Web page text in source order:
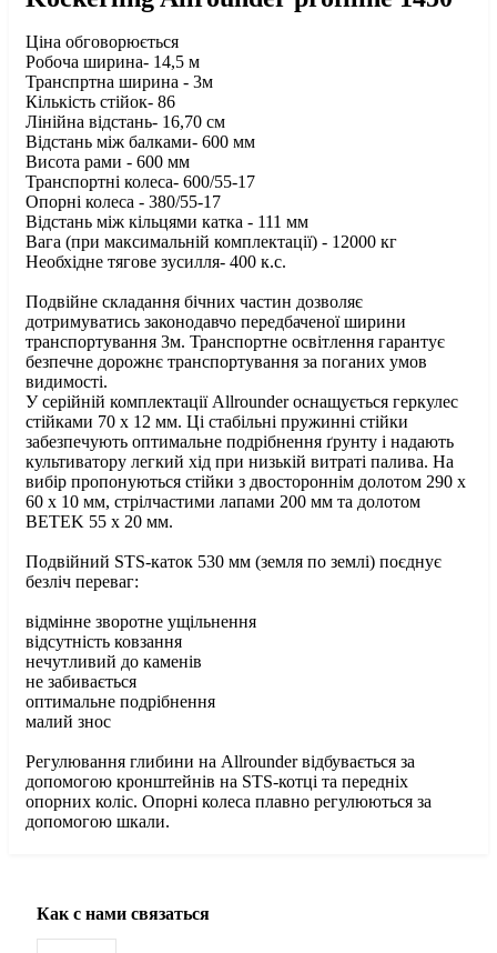
Ціна обговорюється
Робоча ширина- 14,5 м
Транспртна ширина - 3м
Кількість стійок- 86
Лінійна відстань- 16,70 см
Відстань між балками- 600 мм
Висота рами - 600 мм
Транспортні колеса- 600/55-17
Опорні колеса - 380/55-17
Відстань між кільцями катка - 111 мм
Вага (при максимальній комплектації) - 12000 кг
Необхідне тягове зусилля- 400 к.с.
Подвійне складання бічних частин дозволяє
дотримуватись законодавчо передбаченої ширини
транспортування 3м. Транспортне освітлення гарантує
безпечне дорожнє транспортування за поганих умов
видимості.
У серійній комплектації Аllrounder оснащується геркулес
стійками 70 х 12 мм. Ці стабільні пружинні стійки
забезпечують оптимальне подрібнення ґрунту і надають
культиватору легкий хід при низькій витраті палива. На
вибір пропонуються стійки з двостороннім долотом 290 х
60 х 10 мм, стрілчастими лапами 200 мм та долотом
BETEK 55 х 20 мм.
Подвійний STS-каток 530 мм (земля по землі) поєднує
безліч переваг:
відмінне зворотне ущільнення
відсутність ковзання
нечутливий до каменів
не забивається
оптимальне подрібнення
малий знос
Регулювання глибини на Allrounder відбувається за
допомогою кронштейнів на STS-котці та передніх
опорних коліс. Опорні колеса плавно регулюються за
допомогою шкали.
Как с нами связаться